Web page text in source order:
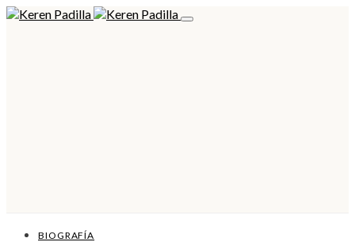
BIOGRAFÍA